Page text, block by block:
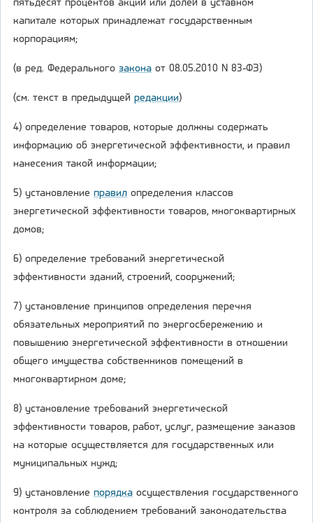
пятьдесят процентов акций или долей в уставном
капитале которых принадлежат государственным
корпорациям;
(в ред. Федерального закона от 08.05.2010 N 83-ФЗ)
(см. текст в предыдущей редакции)
4) определение товаров, которые должны содержать
информацию об энергетической эффективности, и правил
нанесения такой информации;
5) установление правил определения классов
энергетической эффективности товаров, многоквартирных
домов;
6) определение требований энергетической
эффективности зданий, строений, сооружений;
7) установление принципов определения перечня
обязательных мероприятий по энергосбережению и
повышению энергетической эффективности в отношении
общего имущества собственников помещений в
многоквартирном доме;
8) установление требований энергетической
эффективности товаров, работ, услуг, размещение заказов
на которые осуществляется для государственных или
муниципальных нужд;
9) установление порядка осуществления государственного
контроля за соблюдением требований законодательства